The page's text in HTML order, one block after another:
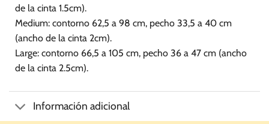
de la cinta 1.5cm).
Medium: contorno 62,5 a 98 cm, pecho 33,5 a 40 cm
(ancho de la cinta 2cm).
Large: contorno 66,5 a 105 cm, pecho 36 a 47 cm (ancho
de la cinta 2.5cm).
Información adicional